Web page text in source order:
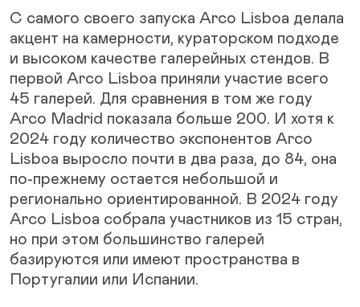
С самого своего запуска Arco Lisboa делала
акцент на камерности, кураторском подходе
и высоком качестве галерейных стендов. В
первой Arco Lisboa приняли участие всего
45 галерей. Для сравнения в том же году
Arco Madrid показала больше 200. И хотя к
2024 году количество экспонентов Arco
Lisboa выросло почти в два раза, до 84, она
по-прежнему остается небольшой и
регионально ориентированной. В 2024 году
Arco Lisboa собрала участников из 15 стран,
но при этом большинство галерей
базируются или имеют пространства в
Португалии или Испании.